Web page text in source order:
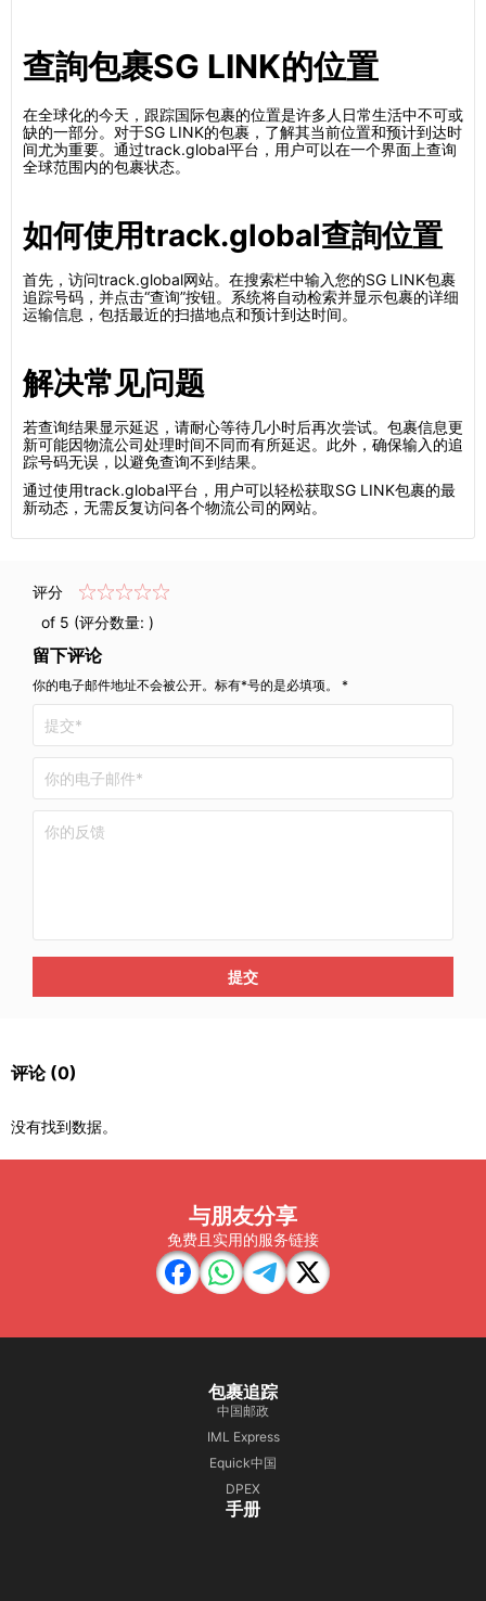
查詢包裹SG LINK的位置
在全球化的今天，跟踪国际包裹的位置是许多人日常生活中不可或
缺的一部分。对于SG LINK的包裹，了解其当前位置和预计到达时
间尤为重要。通过track.global平台，用户可以在一个界面上查询
全球范围内的包裹状态。
如何使用track.global查詢位置
首先，访问track.global网站。在搜索栏中输入您的SG LINK包裹
追踪号码，并点击“查询”按钮。系统将自动检索并显示包裹的详细
运输信息，包括最近的扫描地点和预计到达时间。
解决常见问题
若查询结果显示延迟，请耐心等待几小时后再次尝试。包裹信息更
新可能因物流公司处理时间不同而有所延迟。此外，确保输入的追
踪号码无误，以避免查询不到结果。
通过使用track.global平台，用户可以轻松获取SG LINK包裹的最
新动态，无需反复访问各个物流公司的网站。
评分
of 5 (评分数量: )
留下评论
你的电子邮件地址不会被公开。标有*号的是必填项。 *
提交
评论 (0)
没有找到数据。
与朋友分享
免费且实用的服务链接
包裹追踪
中国邮政
IML Express
Equick中国
DPEX
手册